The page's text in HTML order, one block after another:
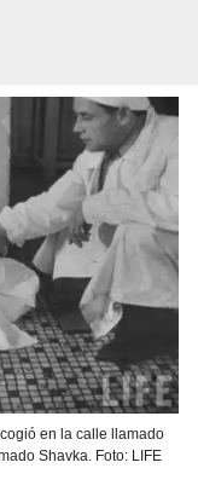
en la calle llamado
Shavka. Foto: LIFE